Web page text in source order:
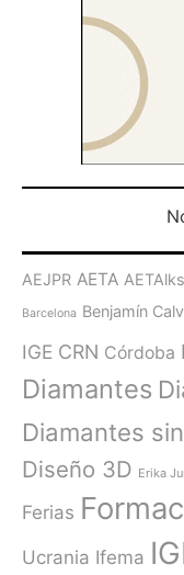
AEJPR AETA AETAlks
Barcelona Benjamín
IGE CRN Córdoba
Diamantes
Diamantes
Diseño 3D Erika
Ferias
Ucrania Ifema